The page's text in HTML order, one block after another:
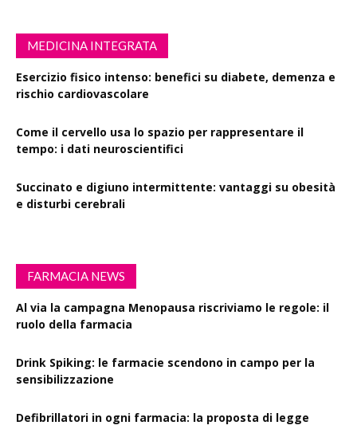
MEDICINA INTEGRATA
Esercizio fisico intenso: benefici su diabete, demenza e
rischio cardiovascolare
Come il cervello usa lo spazio per rappresentare il
tempo: i dati neuroscientifici
Succinato e digiuno intermittente: vantaggi su obesità
e disturbi cerebrali
FARMACIA NEWS
Al via la campagna Menopausa riscriviamo le regole: il
ruolo della farmacia
Drink Spiking: le farmacie scendono in campo per la
sensibilizzazione
Defibrillatori in ogni farmacia: la proposta di legge